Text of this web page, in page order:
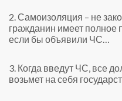
2. Самоизоляция – не
гражданин имеет полное
если бы объявили ЧС…
3. Когда введут ЧС, все
возьмет на себя